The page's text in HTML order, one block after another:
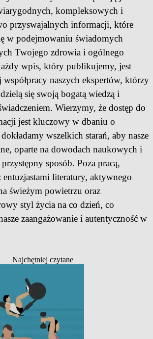
kompleksowych i
przyswajalnych informacji, które
w podejmowaniu świadomych
Twojego zdrowia i ogólnego
wpis, który publikujemy, jest
współpracy naszych ekspertów, którzy
się swoją bogatą wiedzą i
Wierzymy, że dostęp do
jest kluczowy w dbaniu o
wszelkich starań, aby nasze
oparte na dowodach naukowych i
sposób. Poza pracą,
entuzjastami literatury, aktywnego
świeżym powietrzu oraz
styl życia na co dzień, co
zaangażowanie i autentyczność w
Najchętniej czytane